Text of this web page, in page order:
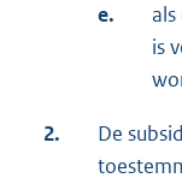
e.
is
2.
De